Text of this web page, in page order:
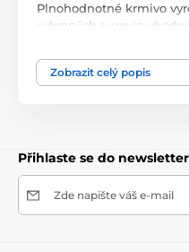
Plnohodnotné krmivo
vybraných surovin
Složení
Zobrazit celý popis
Přihlaste se do
Zde napište váš e-mail